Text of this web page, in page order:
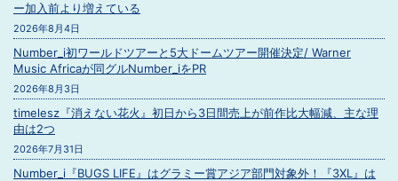
ー加入前より増えている
2026年8月4日
Number_i初ワールドツアーと5大ドームツアー開催決定/ Warner
Music Africaが同グルNumber_iをPR
2026年8月3日
timelesz『消えない花火』初日から3日間売上が前作比大幅減、主な理
由は2つ
2026年7月31日
Number_i『BUGS LIFE』はグラミー賞アジア部門対象外！『3XL』は